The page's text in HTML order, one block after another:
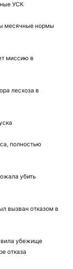
УСК
месячные нормы
миссию в
лесхоза в
полностью
убить
вызван отказом в
убежище
отказа